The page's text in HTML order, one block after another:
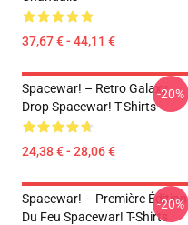
37,67 € - 44,11 €
Spacewar! – Retro Galaxy
Drop Spacewar! T-Shirts
24,38 € - 28,06 €
-20%
Spacewar! – Première Édition
Du Feu Spacewar! T-Shirts
-20%